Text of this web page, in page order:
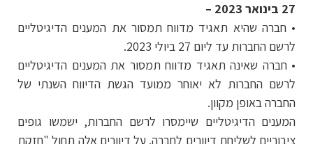
27 בינואר
2023
–
• חברה שהיא תאגיד מדווח תמסור את המענים הדיגיטליים
לרשם החברות עד ליום 27 ביולי 2023.
• חברה שאינה תאגיד מדווח תמסור את המענים הדיגיטליים
לרשם החברות לא יאוחר ממועד הגשת הדיווח השנתי של
החברה באופן מקוון.
המענים הדיגיטליים שיימסרו לרשם החברות, ישמשו גופים
ציבוריים לשליחת דיוורים לחברה. על דיוורים אלה תחול "חזקת